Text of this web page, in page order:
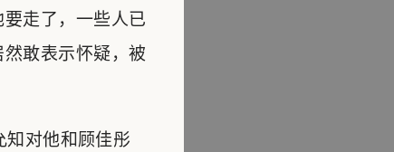
走了，一些人已
敢表示怀疑，被
对他和顾佳彤